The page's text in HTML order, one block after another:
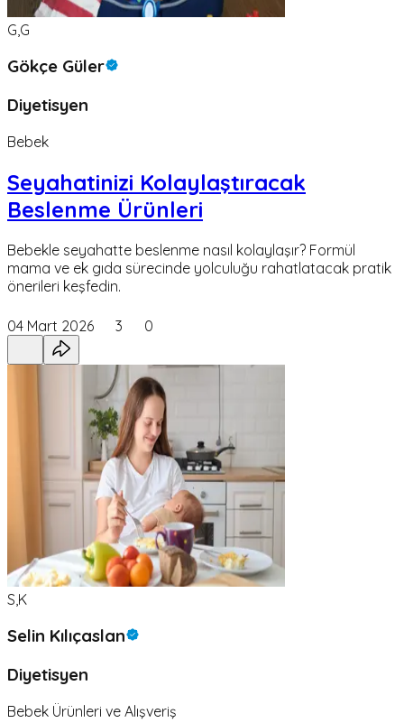
G,G
Gökçe Güler
Diyetisyen
Bebek
Seyahatinizi Kolaylaştıracak
Beslenme Ürünleri
Bebekle seyahatte beslenme nasıl kolaylaşır? Formül
mama ve ek gıda sürecinde yolculuğu rahatlatacak pratik
önerileri keşfedin.
04 Mart 2026 3 0
S,K
Selin Kılıçaslan
Diyetisyen
Bebek Ürünleri ve Alışveriş